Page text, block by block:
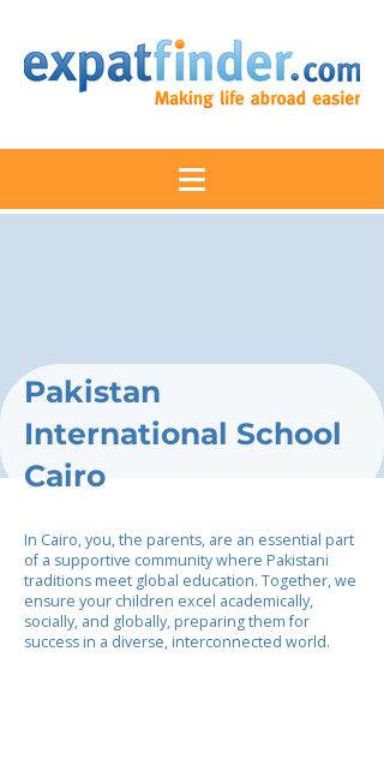
Pakistan
International School
Cairo
In Cairo, you, the parents, are an essential part
of a supportive community where Pakistani
traditions meet global education. Together, we
ensure your children excel academically,
socially, and globally, preparing them for
success in a diverse, interconnected world.